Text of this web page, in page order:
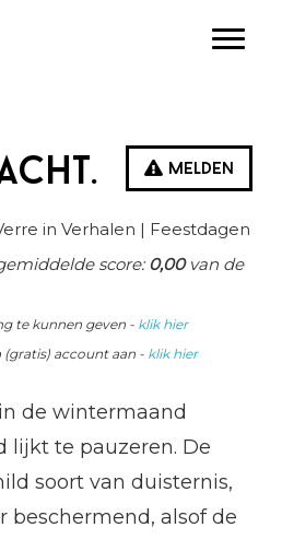
Melden
in Verhalen | Feestdagen
score:0,00van de
te kunnen geven - klik hier
(gratis) account aan - klik hier
de wintermaand
lijkt te pauzeren. De
soort van duisternis,
beschermend, alsof de